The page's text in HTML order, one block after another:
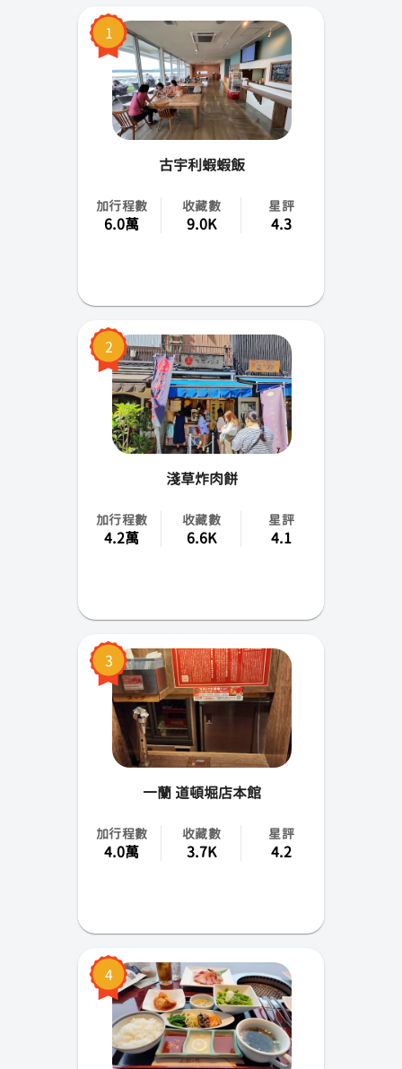
仙台
北海道
1
古宇利蝦蝦飯
加行程數
6.0萬
收藏數
9.0K
星評
4.3
2
淺草炸肉餅
加行程數
4.2萬
收藏數
6.6K
星評
4.1
3
一蘭 道頓堀店本館
加行程數
4.0萬
收藏數
3.7K
星評
4.2
4